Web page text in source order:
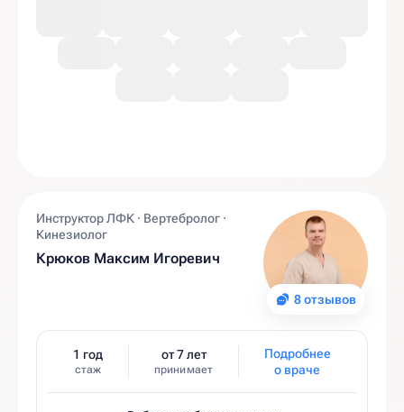
8 отзывов
Инструктор ЛФК · Вертебролог ·
Кинезиолог
Крюков Максим Игоревич
1 год
стаж
от 7 лет
принимает
Подробнее
о враче